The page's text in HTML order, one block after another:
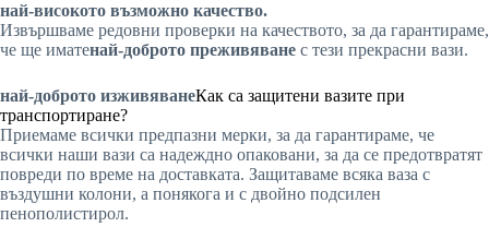
най-високото възможно качество.
Извършваме редовни проверки на качеството, за да гарантираме,
че ще иматенай-доброто преживяване с тези прекрасни вази.
най-доброто изживяванеКак са защитени вазите при
транспортиране?
Приемаме всички предпазни мерки, за да гарантираме, че
всички наши вази са надеждно опаковани, за да се предотвратят
повреди по време на доставката. Защитаваме всяка ваза с
въздушни колони, а понякога и с двойно подсилен
пенополистирол.